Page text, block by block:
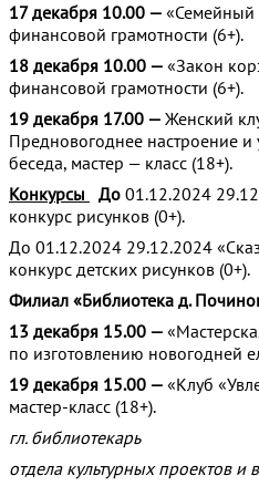
17 декабря 10.00 — «Семейный
финансовой грамотности (6+).
18 декабря 10.00 — «Закон
финансовой грамотности (6+).
19 декабря 17.00 — Женский
Предновогоднее настроение
беседа, мастер — класс (18+).
Конкурсы
До 01.12.2024
конкурс рисунков (0+).
До 01.12.2024 29.12.2024
конкурс детских рисунков (0+).
Филиал «Библиотека д.
13 декабря 15.00 —
по изготовлению новогодней
19 декабря 15.00 — «Клуб
мастер-класс (18+).
гл. библиотекарь
отдела культурных проектов и